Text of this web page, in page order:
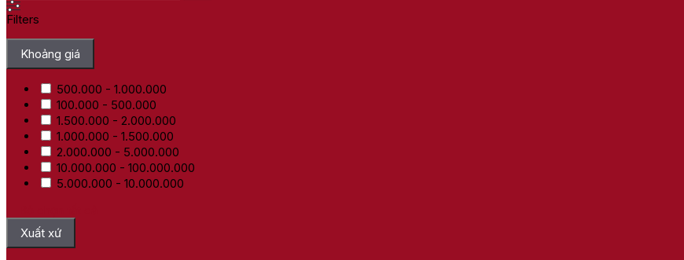
Filters
Khoảng giá
500.000 - 1.000.000
100.000 - 500.000
1.500.000 - 2.000.000
1.000.000 - 1.500.000
2.000.000 - 5.000.000
10.000.000 - 100.000.000
5.000.000 - 10.000.000
Xuất xứ